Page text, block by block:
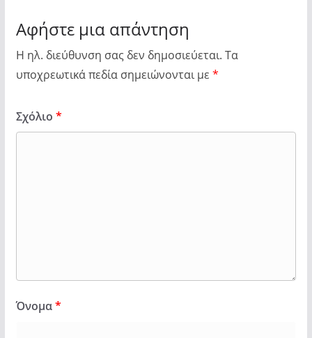
Αφήστε μια απάντηση
Η ηλ. διεύθυνση σας δεν δημοσιεύεται. Τα
υποχρεωτικά πεδία σημειώνονται με *
Σχόλιο *
Όνομα*